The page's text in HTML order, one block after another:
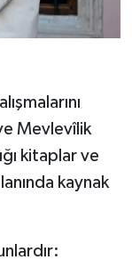
Mevlevîlik
kitaplar ve
kaynak